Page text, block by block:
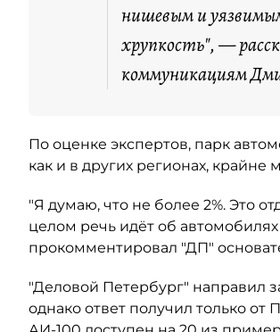
нишевым и
хрупкость", —
коммуникациям
По оценке экспертов, парк
как и в других регионах,
"Я думаю, что не более 2%. Это
целом речь идёт об
прокомментировал "ДП"
"Деловой Петербург" направил
однако ответ получил только